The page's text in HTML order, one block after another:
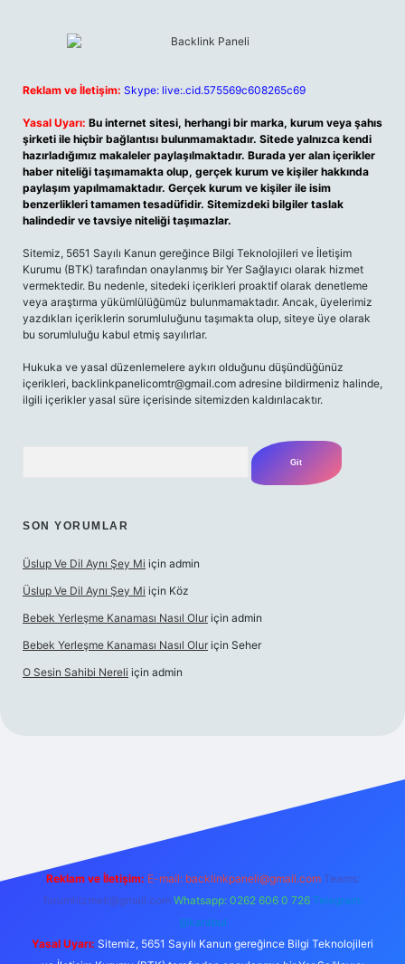
Reklam ve İletişim: Skype: live:.cid.575569c608265c69
Yasal Uyarı: Bu internet sitesi, herhangi bir marka, kurum veya şahıs
şirketi ile hiçbir bağlantısı bulunmamaktadır. Sitede yalnızca kendi
hazırladığımız makaleler paylaşılmaktadır. Burada yer alan içerikler
haber niteliği taşımamakta olup, gerçek kurum ve kişiler hakkında
paylaşım yapılmamaktadır. Gerçek kurum ve kişiler ile isim
benzerlikleri tamamen tesadüfidir. Sitemizdeki bilgiler taslak
halindedir ve tavsiye niteliği taşımazlar.
Sitemiz, 5651 Sayılı Kanun gereğince Bilgi Teknolojileri ve İletişim
Kurumu (BTK) tarafından onaylanmış bir Yer Sağlayıcı olarak hizmet
vermektedir. Bu nedenle, sitedeki içerikleri proaktif olarak denetleme
veya araştırma yükümlülüğümüz bulunmamaktadır. Ancak, üyelerimiz
yazdıkları içeriklerin sorumluluğunu taşımakta olup, siteye üye olarak
bu sorumluluğu kabul etmiş sayılırlar.
Hukuka ve yasal düzenlemelere aykırı olduğunu düşündüğünüz
içerikleri, backlinkpanelicomtr@gmail.com adresine bildirmeniz halinde,
ilgili içerikler yasal süre içerisinde sitemizden kaldırılacaktır.
SON YORUMLAR
Üslup Ve Dil Aynı Şey Mi için admin
Üslup Ve Dil Aynı Şey Mi için Köz
Bebek Yerleşme Kanaması Nasıl Olur için admin
Bebek Yerleşme Kanaması Nasıl Olur için Seher
O Sesin Sahibi Nereli için admin
Reklam ve İletişim: E-mail: backlinkpaneli@gmail.com Teams:
forumhizmeti@gmail.com Whatsapp: 0262 606 0 726 Telegram:
@karabul
Yasal Uyarı: Sitemiz, 5651 Sayılı Kanun gereğince Bilgi Teknolojileri